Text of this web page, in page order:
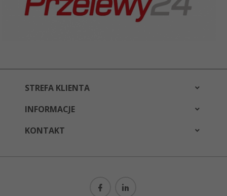
STREFA KLIENTA
INFORMACJE
KONTAKT